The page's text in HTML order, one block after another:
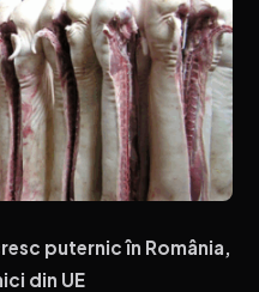
puternic în România,
din UE